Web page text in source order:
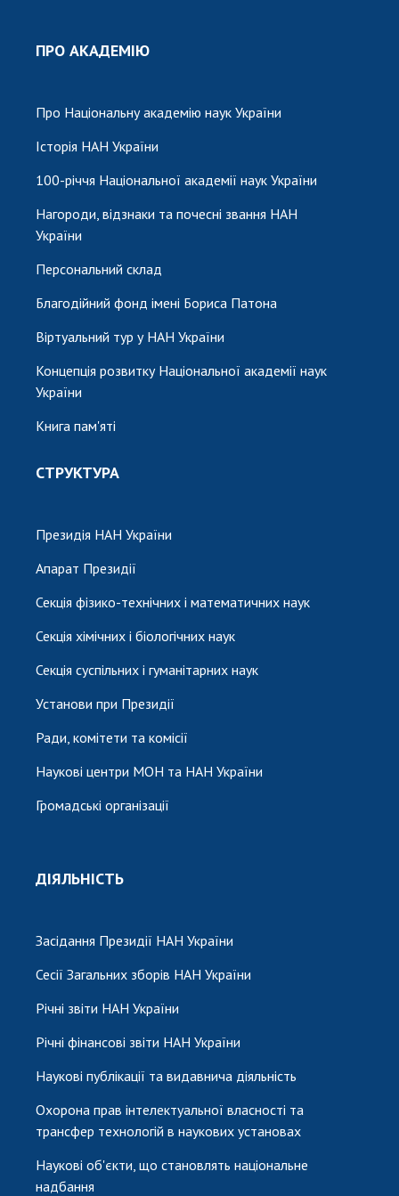
ПРО АКАДЕМІЮ
Про Національну академію наук України
Історія НАН України
100-річчя Національної академії наук України
Нагороди, відзнаки та почесні звання НАН
України
Персональний склад
Благодійний фонд імені Бориса Патона
Віртуальний тур у НАН України
Концепція розвитку Національної академії наук
України
Книга пам'яті
СТРУКТУРА
Президія НАН України
Апарат Президії
Секція фізико-технічних і математичних наук
Секція хімічних і біологічних наук
Секція суспільних і гуманітарних наук
Установи при Президії
Ради, комітети та комісії
Наукові центри МОН та НАН України
Громадські організації
ДІЯЛЬНІСТЬ
Засідання Президії НАН України
Сесії Загальних зборів НАН України
Річні звіти НАН України
Річні фінансові звіти НАН України
Наукові публікації та видавнича діяльність
Охорона прав інтелектуальної власності та
трансфер технологій в наукових установах
Наукові об'єкти, що становлять національне
надбання